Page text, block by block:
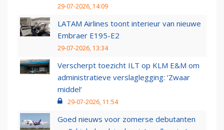
29-07-2026, 14:09
LATAM Airlines toont interieur van nieuwe
Embraer E195-E2
29-07-2026, 13:34
Verscherpt toezicht ILT op KLM E&M om
administratieve verslaglegging: ‘Zwaar
middel’
29-07-2026, 11:54
Goed nieuws voor zomerse debutanten